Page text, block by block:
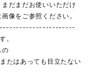
だまだお使いいただけ
像をご参照ください。
。
の
たはあっても目立たない